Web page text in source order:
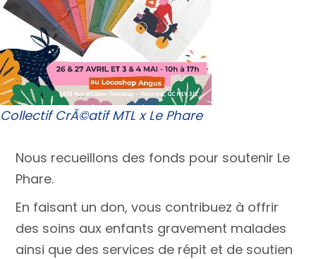
Collectif CrÃ©atif MTL x Le Phare
Nous recueillons des fonds pour soutenir Le
Phare.
En faisant un don, vous contribuez à offrir
des soins aux enfants gravement malades
ainsi que des services de répit et de soutien